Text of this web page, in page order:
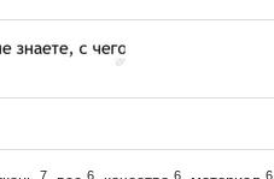
7 6 6 6